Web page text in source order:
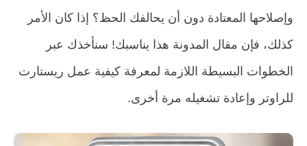
وإصلاحها المعتادة دون أن يحالفك الحظ؟ إذا كان الأمر
كذلك، فإن مقال المدونة هذا يناسبك! سنأخذك عبر
الخطوات البسيطة اللازمة لمعرفة كيفية عمل ريستارت
للراوتر وإعادة تشغيله مرة أخرى.